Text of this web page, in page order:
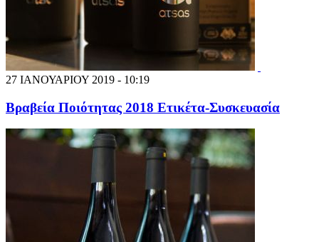
27 ΙΑΝΟΥΑΡΙΟΥ 2019 - 10:19
Βραβεία Ποιότητας 2018 Ετικέτα-Συσκευασία